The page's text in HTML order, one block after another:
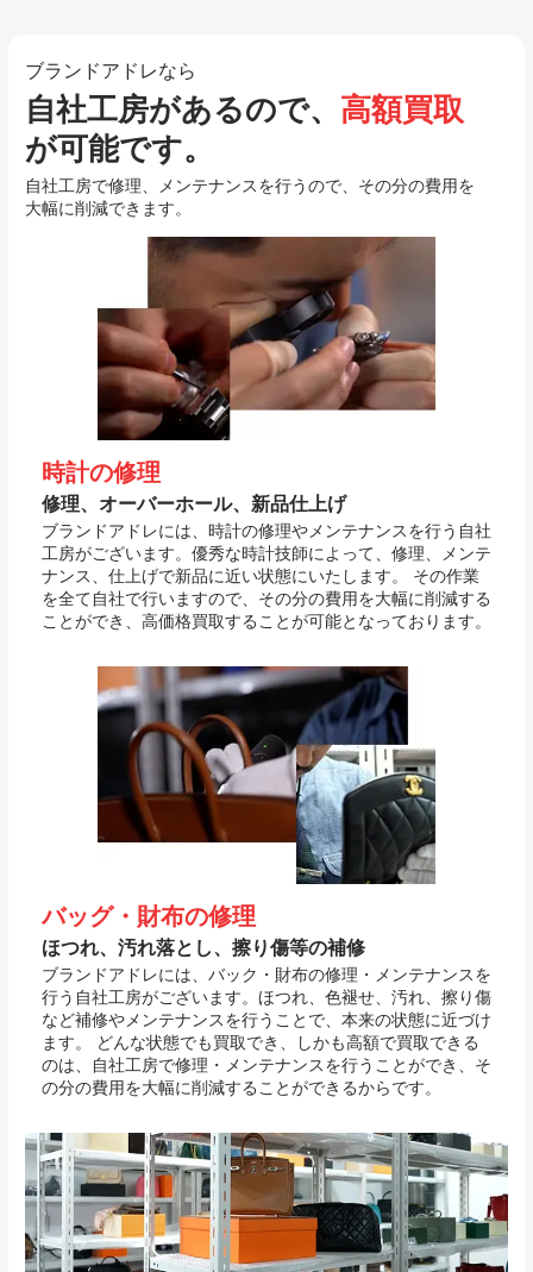
ブランドアドレなら
自社工房があるので、 高額買取
が可能です。
自社工房で修理、メンテナンスを行うので、その分の費用を
大幅に削減できます。
時計の修理
修理、オーバーホール、新品仕上げ
ブランドアドレには、時計の修理やメンテナンスを行う自社
工房がございます。優秀な時計技師によって、修理、メンテ
ナンス、仕上げで新品に近い状態にいたします。 その作業
を全て自社で行いますので、その分の費用を大幅に削減する
ことができ、高価格買取することが可能となっております。
バッグ・財布の修理
ほつれ、汚れ落とし、擦り傷等の補修
ブランドアドレには、バック・財布の修理・メンテナンスを
行う自社工房がございます。ほつれ、色褪せ、汚れ、擦り傷
など補修やメンテナンスを行うことで、本来の状態に近づけ
ます。 どんな状態でも買取でき、しかも高額で買取できる
のは、自社工房で修理・メンテナンスを行うことができ、そ
の分の費用を大幅に削減することができるからです。